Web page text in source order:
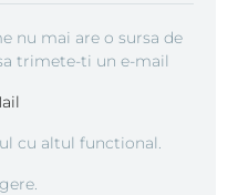
nu mai are o sursa de
trimete-ti un e-mail
cu altul functional.